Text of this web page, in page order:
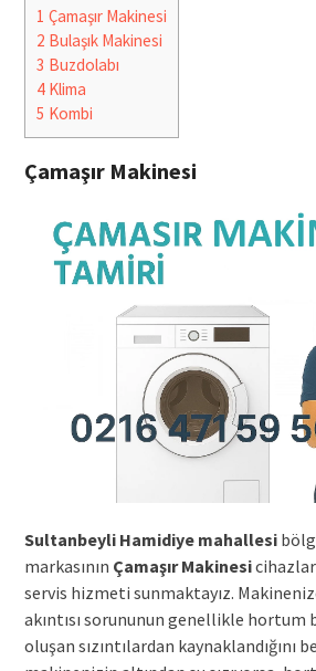
1 Çamaşır Makinesi
2 Bulaşık Makinesi
3 Buzdolabı
4Klima
5 Kombi
Çamaşır Makinesi
Sultanbeyli Hamidiye mahallesi
markasının Çamaşır Makinesi
servis hizmeti sunmaktayız.
akıntısı sorununun genellikle hortum
oluşan sızıntılardan kaynaklandığını